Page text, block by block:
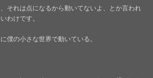
それは点になるから動いてないよ、とか言われ
わけです。
僕の小さな世界で動いている。